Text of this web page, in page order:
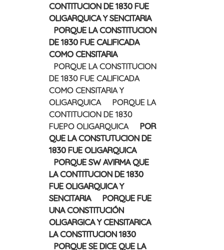
CONTITUCION DE 1830 FUE
OLIGARQUICA Y SENCITARIA
PORQUE LA CONSTITUCION
DE 1830 FUE CALIFICADA
COMO CENSITARIA
PORQUE LA CONSTITUCION
DE 1830 FUE CALIFICADA
COMO CENSITARIA Y
OLIGARQUICA
PORQUE LA
CONTITUCION DE 1830
FUEPO OLIGARQUICA
POR
QUE LA CONSTUTUCION DE
1830 FUE OLIGARQUICA
PORQUE SW AVIRMA QUE
LA CONTITUCION DE 1830
FUE OLIGARQUICA Y
SENCITARIA
PORQUE FUE
UNA CONSTITUCIÓN
OLIGARGICA Y CENSITARICA
LA CONSTITUCION 1830
PORQUE SE DICE QUE LA